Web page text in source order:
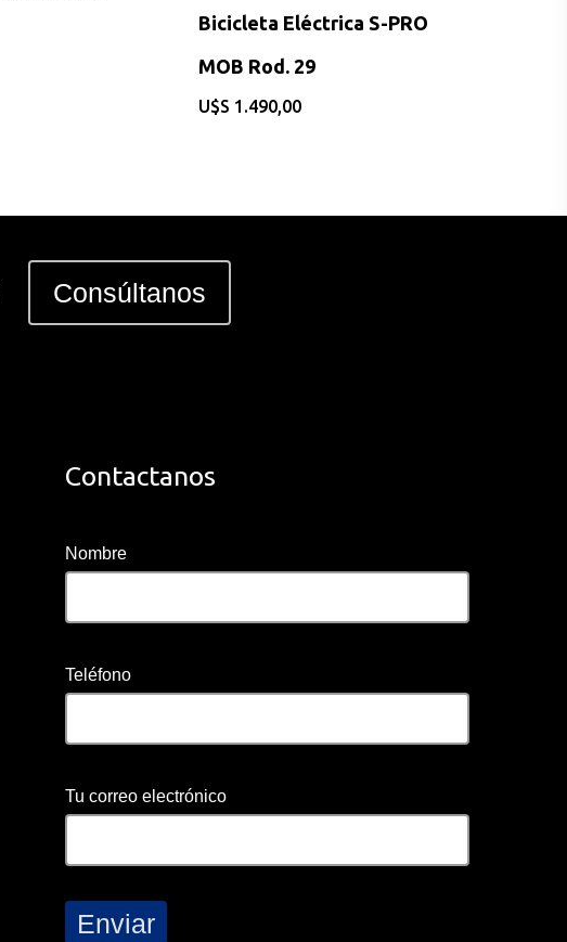
Bicicleta Eléctrica S-PRO
MOB Rod. 29
$ 1.490,00
Consúltanos
Contactanos
Nombre
Teléfono
Tu correo electrónico